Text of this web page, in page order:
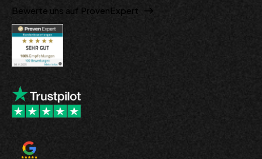
Bewerte uns auf ProvenExpert